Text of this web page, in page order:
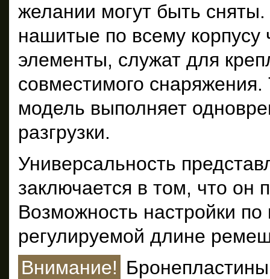
желании могут быть
нашитые по всему
элементы, служат для
совместимого
модель выполняет
разгрузки.
Универсальность
заключается в том, что он
Возможность настройки по
регулируемой длине
Внимание!